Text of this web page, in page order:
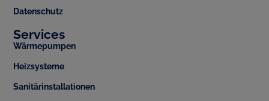
Datenschutz
Services
Wärmepumpen
Heizsysteme
Sanitärinstallationen